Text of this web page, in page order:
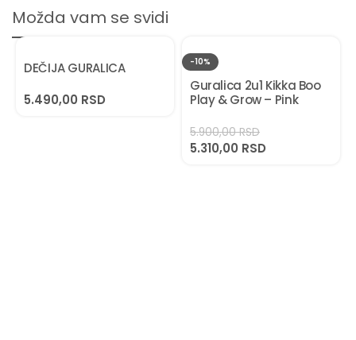
Možda vam se svidi
DEČIJA GURALICA
5.490,00 RSD
-10%
Guralica 2u1 Kikka Boo
Play & Grow – Pink
5.900,00RSD
5.310,00 RSD